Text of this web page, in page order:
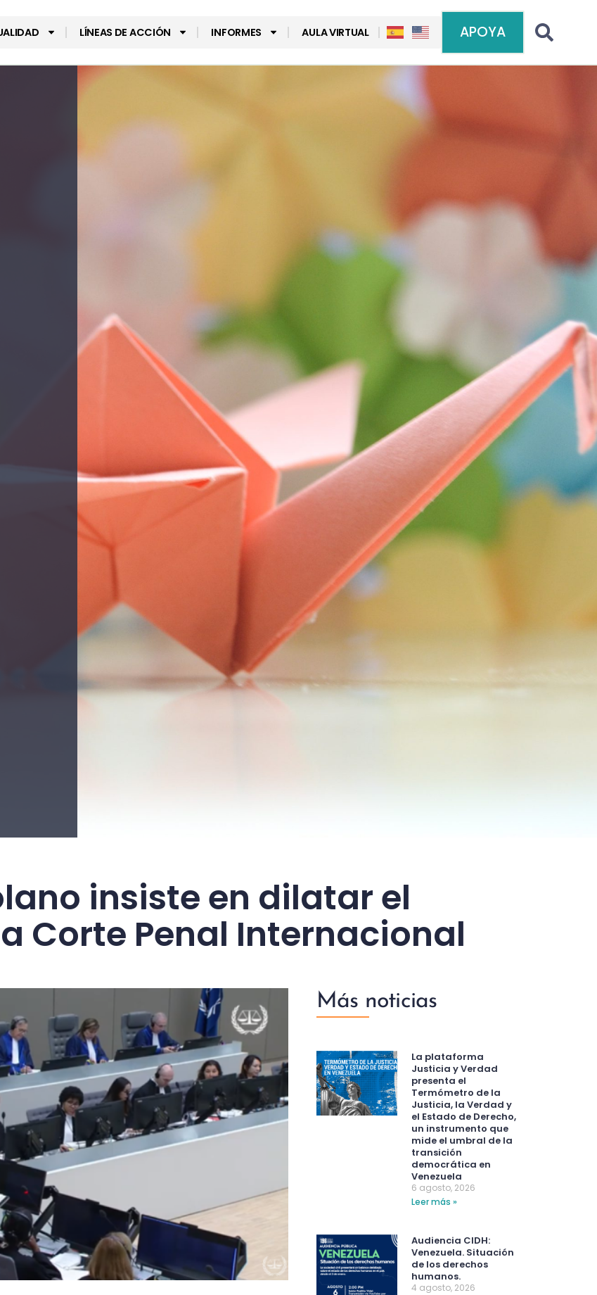
LÍNEAS DE ACCIÓN INFORMES AULA VIRTUAL APOYA
insiste en dilatar el
Corte Penal Internacional
Más noticias
La plataforma
Justicia y Verdad
presenta el
Termómetro de la
Justicia, la Verdad y
el Estado de Derecho,
un instrumento que
mide el umbral de la
transición
democrática en
Venezuela
6 agosto, 2026
Leer más »
Audiencia CIDH:
Venezuela. Situación
de los derechos
humanos.
4 agosto, 2026